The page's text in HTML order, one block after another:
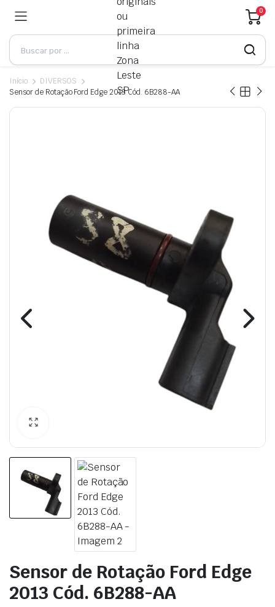
0
Início
DIVERSOS
Sensor de Rotação Ford Edge 2013 Cód. 6B288-AA
Sensor de Rotação Ford Edge
2013 Cód. 6B288-AA